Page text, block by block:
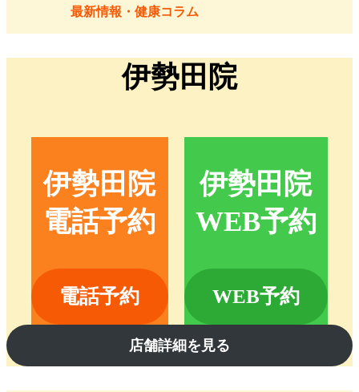
最新情報・健康コラム
伊勢田院
伊勢田院
電話予約
電話予約
伊勢田院
WEB予約
WEB予約
店舗詳細を見る